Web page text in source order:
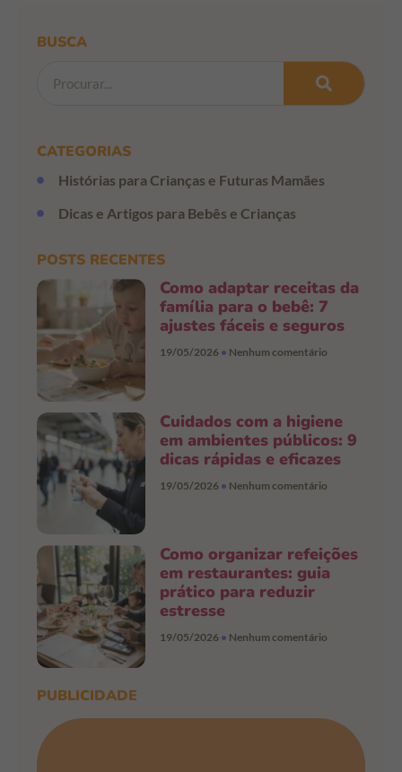
BUSCA
CATEGORIAS
Histórias para Crianças e Futuras Mamães
Dicas e Artigos para Bebês e Crianças
POSTS RECENTES
Como adaptar receitas da
família para o bebê: 7
ajustes fáceis e seguros
19/05/2026 Nenhum comentário
Cuidados com a higiene
em ambientes públicos: 9
dicas rápidas e eficazes
19/05/2026 Nenhum comentário
Como organizar refeições
em restaurantes: guia
prático para reduzir
estresse
19/05/2026 Nenhum comentário
PUBLICIDADE